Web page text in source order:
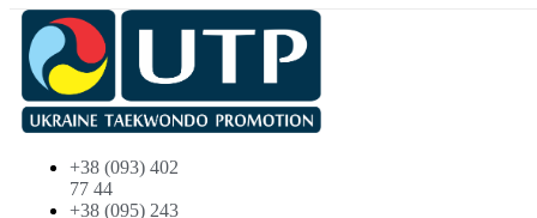
+38 (093) 402
77 44
+38 (095) 243